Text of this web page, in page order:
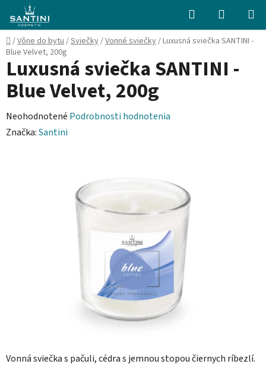
Prejsť
obsah
Hľadať
KOŠÍK
Domov
/Vône do bytu/Sviečky/Vonné sviečky/Luxusná sviečka SANTINI -
Blue Velvet, 200g
Vonná sviečka s pačuli, cédra s jemnou stopou čiernych ríbezlí.
Luxusná sviečka SANTINI -
Blue Velvet, 200g
Priemerné
hodnotenie
Neohodnotené Podrobnosti hodnotenia
Značka:Santini